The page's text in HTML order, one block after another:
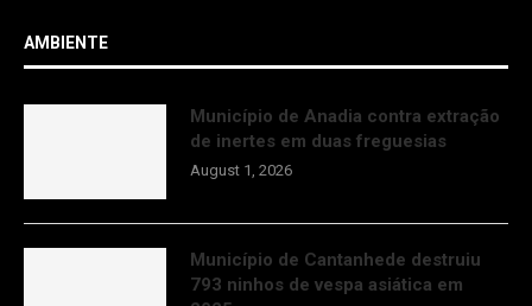
AMBIENTE
Município de Anadia contra extração
de inertes em duas freguesias
August 1, 2026
Município de Cantanhede destruiu
793 ninhos de vespa asiática em